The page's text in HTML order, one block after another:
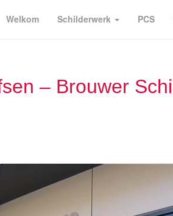
Welkom Schilderwerk PCS
– Brouwer